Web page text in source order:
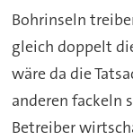
Bohrinseln
gleich doppelt
wäre da die
anderen fackeln
Betreiber